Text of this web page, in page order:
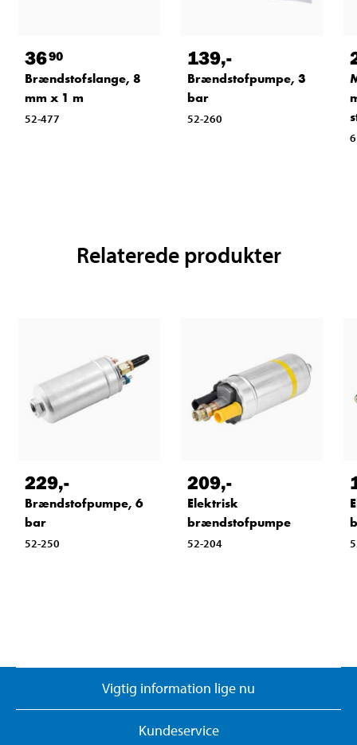
3690
Brændstofslange, 8
mm x 1 m
52-477
139,-
Brændstofpumpe, 3
bar
52-260
Relaterede produkter
229,-
Brændstofpumpe, 6
bar
52-250
209,-
Elektrisk
brændstofpumpe
52-204
Vigtig information lige nu
Kundeservice